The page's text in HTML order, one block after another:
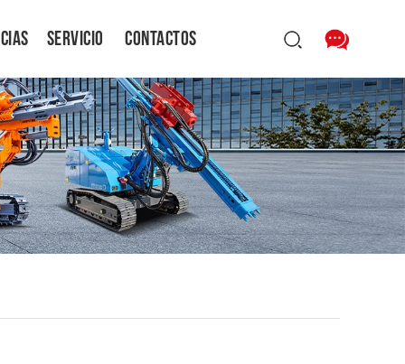
Servicio Contactos